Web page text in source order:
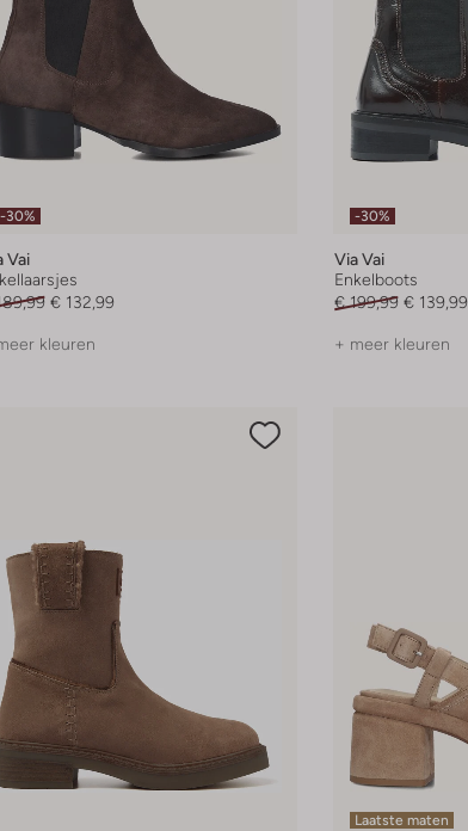
-30%
Vai
€ 132,99
kleuren
-30%
Via Vai
Enkelboots
€ 199,99 € 139,99
+ meer kleuren
Laatste maten